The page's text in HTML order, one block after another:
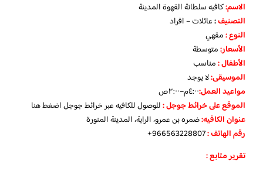
الاسم:كافيه سلطانة القهوة المدينة
التصنيف:عائلات – افراد
النوع :مقهي
الأسعار:متوسطة
الأطفال:مناسب
الموسيقى:لا يوجد
مواعيد العمل:٤:٠٠م–٢:٠٠ص
الموقع على خرائط جوجل:للوصول للكافيه عبر خرائط جوجلاضغط هنا
عنوان الكافيه:ضمره بن عمرو، الراية، المدينة المنورة
رقم الهاتف :966563228807+
تقرير متابع :